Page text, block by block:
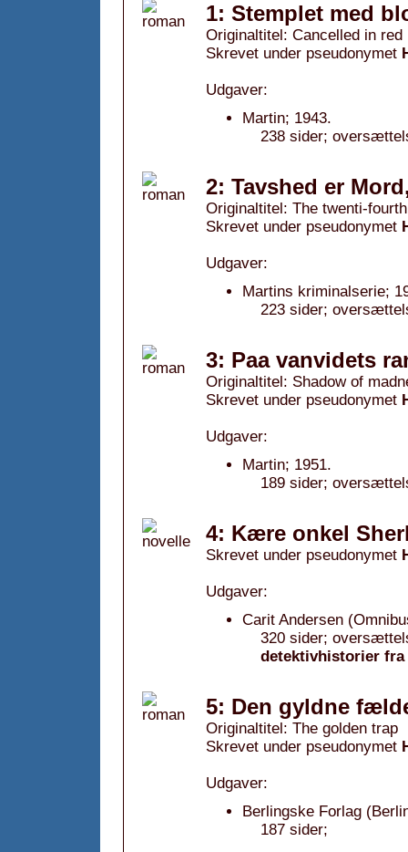
1: Stemplet med
Originaltitel: Cancelled in red
Skrevet under pseudonymet
Udgaver:
Martin; 1943.
238 sider;
2: Tavshed er
Originaltitel: The twenti-
Skrevet under pseudonymet
Udgaver:
Martins kriminalserie;
223 sider;
3: Paa vanvidets
Originaltitel: Shadow of
Skrevet under pseudonymet
Udgaver:
Martin; 1951.
189 sider;
4: Kære onkel
Skrevet under pseudonymet
Udgaver:
Carit Andersen
320 sider;
detektivhistorier fra
5: Den gyldne
Originaltitel: The golden trap
Skrevet under pseudonymet
Udgaver:
Berlingske Forlag
187 sider;